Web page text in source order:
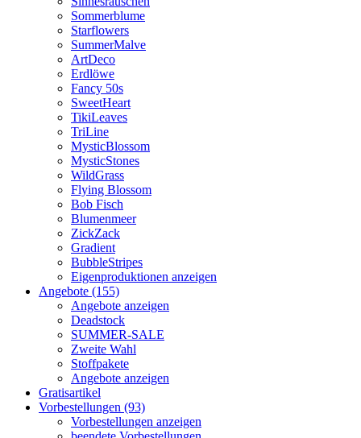
Sommerblume
Starflowers
SummerMalve
ArtDeco
Erdlöwe
Fancy 50s
SweetHeart
TikiLeaves
TriLine
MysticBlossom
MysticStones
WildGrass
Flying Blossom
Bob Fisch
Blumenmeer
ZickZack
Gradient
BubbleStripes
Eigenproduktionen anzeigen
Angebote (155)
Angebote anzeigen
Deadstock
SUMMER-SALE
Zweite Wahl
Stoffpakete
Angebote anzeigen
Gratisartikel
Vorbestellungen (93)
Vorbestellungen anzeigen